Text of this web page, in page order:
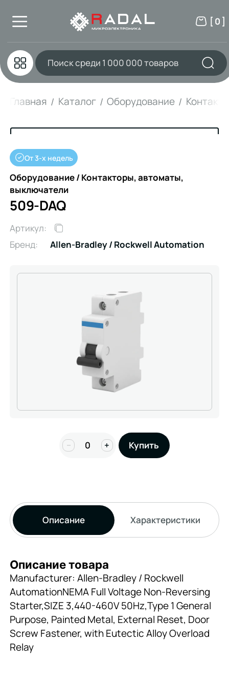
[ 0 ]
Главная Каталог Оборудование
От 3-х недель
Оборудование / Контакторы, автоматы,
выключатели
509-DAQ
Артикул:
Бренд:
Allen-Bradley / Rockwell Automation
− + Купить
Описание Характеристики
Описание товара
Manufacturer: Allen-Bradley / Rockwell
AutomationNEMA Full Voltage Non-Reversing
Starter,SIZE 3,440-460V 50Hz,Type 1 General
Purpose, Painted Metal, External Reset, Door
Screw Fastener, with Eutectic Alloy Overload
Relay